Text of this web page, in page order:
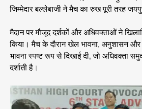
जिम्मेदार बल्लेबाजी ने मैच का रुख पूरी तरह
मैदान पर मौजूद दर्शकों और अधिवक्ताओं ने
किया। मैच के दौरान खेल भावना, अनुशासन और
भावना स्पष्ट रूप से दिखाई दी, जो अधिवक्ता
दर्शाती है।